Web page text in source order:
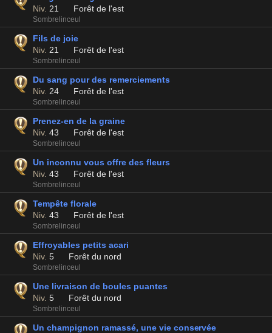
Niv. 21 Forêt de l'est
Sombrelinceul
Fils de joie
Niv. 21 Forêt de l'est
Sombrelinceul
Du sang pour des remerciements
Niv. 24 Forêt de l'est
Sombrelinceul
Prenez-en de la graine
Niv. 43 Forêt de l'est
Sombrelinceul
Un inconnu vous offre des fleurs
Niv. 43 Forêt de l'est
Sombrelinceul
Tempête florale
Niv. 43 Forêt de l'est
Sombrelinceul
Effroyables petits acari
Niv. 5 Forêt du nord
Sombrelinceul
Une livraison de boules puantes
Niv. 5 Forêt du nord
Sombrelinceul
Un champignon ramassé, une vie conservée